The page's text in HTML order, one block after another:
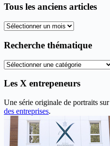
Tous les anciens articles
Tous
anciens
Recherche thématique
Recherche
Les X entrepeneurs
Une série originale de portraits sur
des entreprises.